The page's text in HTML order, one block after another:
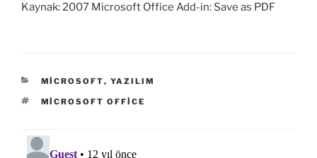
Kaynak: 2007 Microsoft Office Add-in: Save as PDF
KATEGORILER
MICROSOFT, YAZILIM
ETIKETLER
MICROSOFT OFFICE